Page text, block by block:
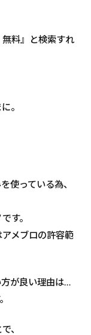
料』と検索すれ
。
使っている為、
す。
メブロの許容範
が良い理由は…
、